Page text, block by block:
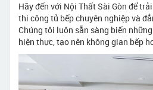
Hãy đến với Nội Thất Sài Gòn để
thi công tủ bếp chuyên nghiệp và
Chúng tôi luôn sẵn sàng biến
hiện thực, tạo nên không gian bếp